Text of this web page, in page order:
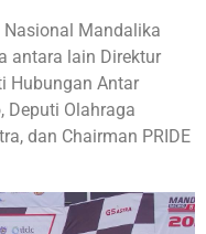
Mandalika
antara lain Direktur
Hubungan Antar
Deputi Olahraga
dan Chairman PRIDE